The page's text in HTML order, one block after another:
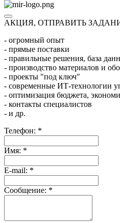
АКЦИЯ, ОТПРАВИТЬ
- огромный опыт
- прямые поставки
- правильные решения, база
- производство материалов и
- проекты "под ключ"
- современные ИТ-технологии
- оптимизация бюджета,
- контакты специалистов
- и др.
Телефон: *
Имя: *
E-mail: *
Сообщение: *